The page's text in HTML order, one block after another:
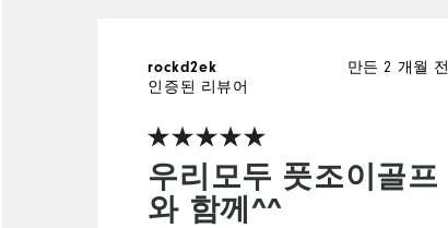
우리모두 풋조이골프
와 함께^^
만든 2 개월 전
rockd2ek
인증된 리뷰어